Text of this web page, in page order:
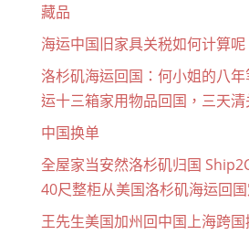
藏品
海运中国旧家具关税如何计算呢
洛杉矶海运回国：何小姐的八
运十三箱家用物品回国，三天
中国换单
全屋家当安然洛杉矶归国
40尺整柜从美国洛杉矶海运回
王先生美国加州回中国上海跨